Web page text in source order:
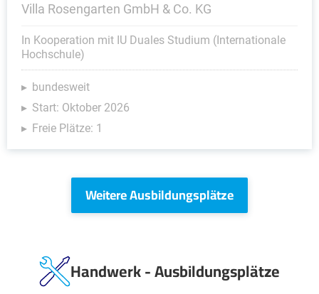
Villa Rosengarten GmbH & Co. KG
In Kooperation mit IU Duales Studium (Internationale
Hochschule)
bundesweit
Start: Oktober 2026
Freie Plätze: 1
Weitere Ausbildungsplätze
Handwerk - Ausbildungsplätze